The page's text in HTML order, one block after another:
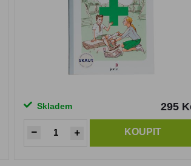
Skladem 295
KOUPIT